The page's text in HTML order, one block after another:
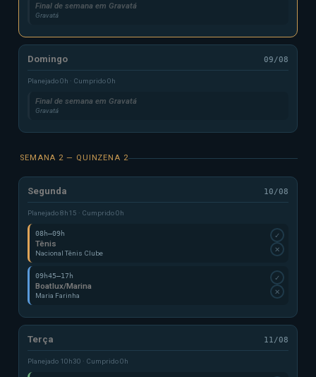
Final de semana em Gravatá
Gravatá
Domingo 09/08
Planejado 0h · Cumprido 0h
Final de semana em Gravatá
Gravatá
SEMANA 2 — QUINZENA 2
Segunda 10/08
Planejado 8h15 · Cumprido 0h
08h–09h
Tênis
Nacional Tênis Clube
✓
✕
09h45–17h
Boatlux/Marina
Maria Farinha
✓
✕
Terça 11/08
Planejado 10h30 · Cumprido 0h